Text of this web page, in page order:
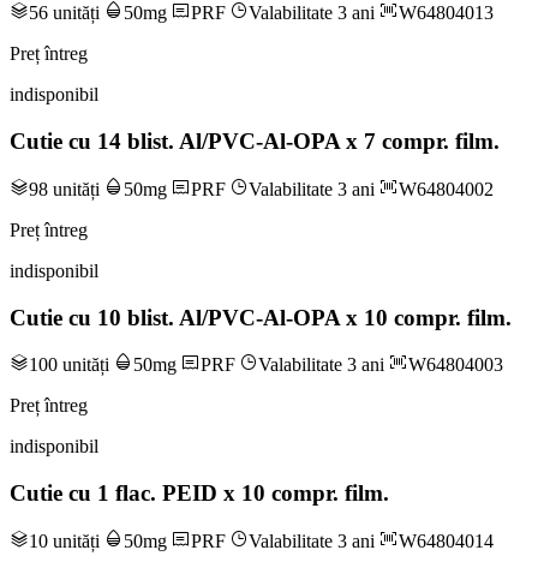
56 unități 50mg PRF Valabilitate 3 ani
W64804013
Preț întreg
indisponibil
Cutie cu 14 blist. Al/PVC-Al-OPA x 7 compr. film.
98 unități 50mg PRF Valabilitate 3 ani
W64804002
Preț întreg
indisponibil
Cutie cu 10 blist. Al/PVC-Al-OPA x 10 compr. film.
100 unități 50mg PRF Valabilitate 3 ani
W64804003
Preț întreg
indisponibil
Cutie cu 1 flac. PEID x 10 compr. film.
10 unități 50mg PRF Valabilitate 3 ani
W64804014